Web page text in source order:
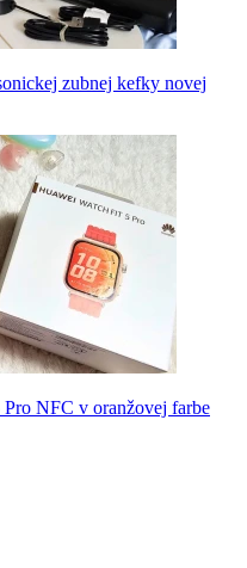
zubnej kefky novej
NFC v oranžovej farbe